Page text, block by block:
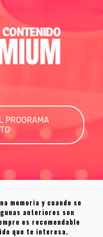
PROGRAMA
memoria y cuando se
anteriores son
es recomendable
que te interesa.